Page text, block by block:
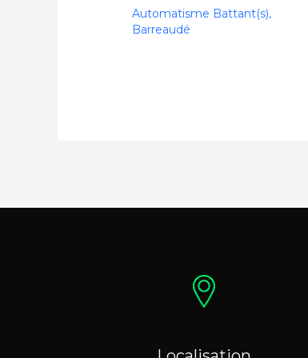
Automatisme Battant(s),
Barreaudé